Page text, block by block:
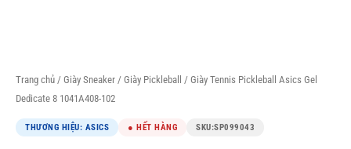
Trang chủ / Giày Sneaker / Giày Pickleball
/ Giày Tennis Pickleball Asics Gel
Dedicate 8 1041A408-102
THƯƠNG HIỆU: ASICS ● HẾT HÀNG SKU:SP099043